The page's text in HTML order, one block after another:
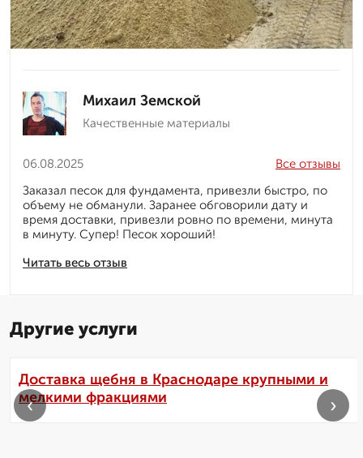
Михаил Земской
Качественные материалы
06.08.2025
Читать весь отзыв
Все отзывы
Заказал песок для фундамента, привезли быстро, по
объему не обманули. Заранее обговорили дату и
время доставки, привезли ровно по времени, минута
в минуту. Супер! Песок хороший!
Другие услуги
Доставка щебня в Краснодаре крупными и
мелкими фракциями
‹ ›